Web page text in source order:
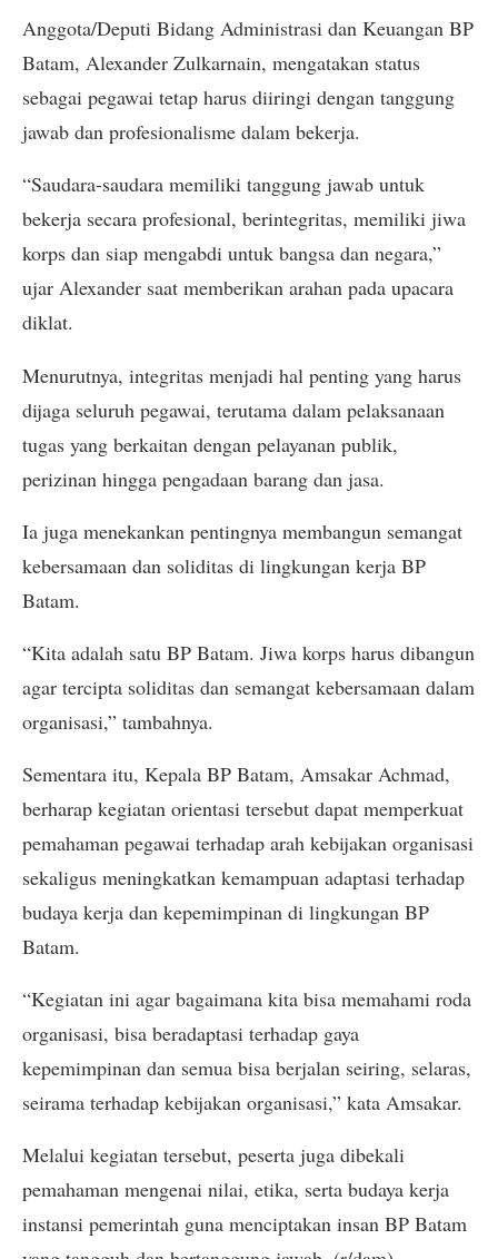
Anggota/Deputi Bidang Administrasi dan Keuangan BP
Batam, Alexander Zulkarnain, mengatakan status
sebagai pegawai tetap harus diiringi dengan tanggung
jawab dan profesionalisme dalam bekerja.
“Saudara-saudara memiliki tanggung jawab untuk
bekerja secara profesional, berintegritas, memiliki jiwa
korps dan siap mengabdi untuk bangsa dan negara,”
ujar Alexander saat memberikan arahan pada upacara
diklat.
Menurutnya, integritas menjadi hal penting yang harus
dijaga seluruh pegawai, terutama dalam pelaksanaan
tugas yang berkaitan dengan pelayanan publik,
perizinan hingga pengadaan barang dan jasa.
Ia juga menekankan pentingnya membangun semangat
kebersamaan dan soliditas di lingkungan kerja BP
Batam.
“Kita adalah satu BP Batam. Jiwa korps harus dibangun
agar tercipta soliditas dan semangat kebersamaan dalam
organisasi,” tambahnya.
Sementara itu, Kepala BP Batam, Amsakar Achmad,
berharap kegiatan orientasi tersebut dapat memperkuat
pemahaman pegawai terhadap arah kebijakan organisasi
sekaligus meningkatkan kemampuan adaptasi terhadap
budaya kerja dan kepemimpinan di lingkungan BP
Batam.
“Kegiatan ini agar bagaimana kita bisa memahami roda
organisasi, bisa beradaptasi terhadap gaya
kepemimpinan dan semua bisa berjalan seiring, selaras,
seirama terhadap kebijakan organisasi,” kata Amsakar.
Melalui kegiatan tersebut, peserta juga dibekali
pemahaman mengenai nilai, etika, serta budaya kerja
instansi pemerintah guna menciptakan insan BP Batam